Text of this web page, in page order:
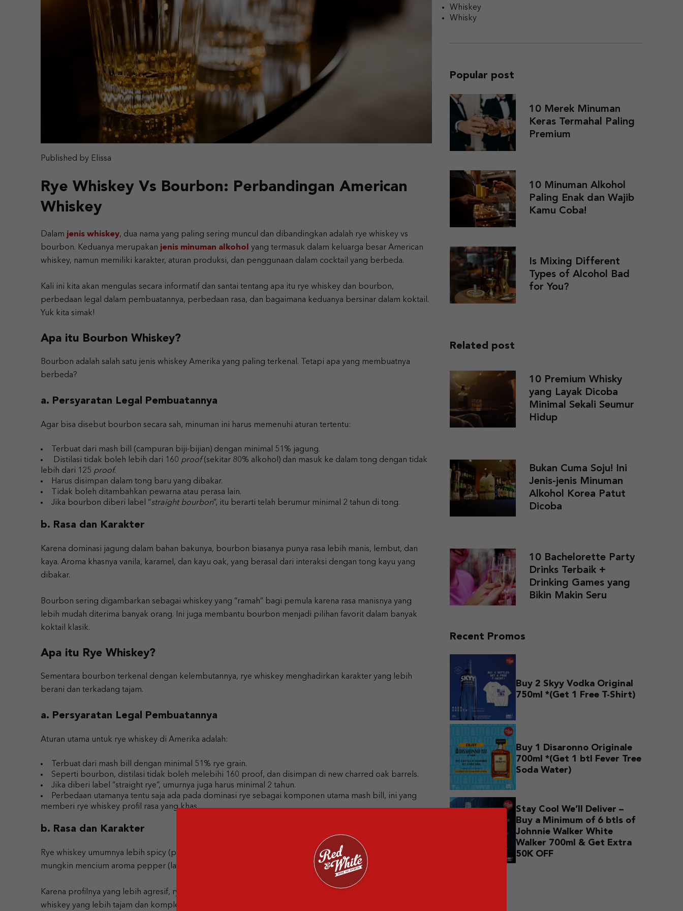
Published by Elissa
Rye Whiskey Vs Bourbon: Perbandingan American
Whiskey
Dalam jenis whiskey, dua nama yang paling sering muncul dan dibandingkan adalah rye whiskey vs
bourbon. Keduanya merupakan jenis minuman alkohol
yang termasuk dalam keluarga besar American
whiskey, namun memiliki karakter, aturan produksi, dan penggunaan dalam cocktail yang berbeda.
Kali ini kita akan mengulas secara informatif dan santai tentang apa itu rye whiskey dan bourbon,
perbedaan legal dalam pembuatannya, perbedaan rasa, dan bagaimana keduanya bersinar dalam koktail.
Yuk kita simak!
Apa itu Bourbon Whiskey?
Bourbon adalah salah satu jenis whiskey Amerika yang paling terkenal. Tetapi apa yang membuatnya
berbeda?
a. Persyaratan Legal Pembuatannya
Agar bisa disebut bourbon secara sah, minuman ini harus memenuhi aturan tertentu:
Terbuat dari mash bill (campuran biji-bijian) dengan minimal 51% jagung.
Distilasi tidak boleh lebih dari 160 proof(sekitar 80% alkohol) dan masuk ke dalam tong dengan tidak
lebih dari 125 proof.
Harus disimpan dalam tong baru yang dibakar.
Tidak boleh ditambahkan pewarna atau perasa lain.
Jika bourbon diberi label “straight bourbon”, itu berarti telah berumur minimal 2 tahun di tong.
b. Rasa dan Karakter
Karena dominasi jagung dalam bahan bakunya, bourbon biasanya punya rasa lebih manis, lembut, dan
kaya. Aroma khasnya vanila, karamel, dan kayu oak, yang berasal dari interaksi dengan tong kayu yang
dibakar.
Bourbon sering digambarkan sebagai whiskey yang “ramah” bagi pemula karena rasa manisnya yang
lebih mudah diterima banyak orang. Ini juga membantu bourbon menjadi pilihan favorit dalam banyak
koktail klasik.
Apa itu Rye Whiskey?
Sementara bourbon terkenal dengan kelembutannya, rye whiskey menghadirkan karakter yang lebih
berani dan terkadang tajam.
a. Persyaratan Legal Pembuatannya
Aturan utama untuk rye whiskey di Amerika adalah:
Terbuat dari mash bill dengan minimal 51% rye grain.
Seperti bourbon, distilasi tidak boleh melebihi 160 proof, dan disimpan di new charred oak barrels.
Jika diberi label “straight rye”, umurnya juga harus minimal 2 tahun.
Perbedaan utamanya tentu saja ada pada dominasi rye sebagai komponen utama mash bill, ini yang
memberi rye whiskey profil rasa yang khas.
b. Rasa dan Karakter
Rye whiskey umumnya lebih spicy (pedas), kering, dan penuh karakter herbal dibanding bourbon. Kamu
mungkin mencium aroma pepper (lada), herbal hijau, atau sentuhan buah kering saat menyeruputnya.
Karena profilnya yang lebih agresif, rye whiskey sering menjadi favorit bagi mereka yang menyukai rasa
whiskey yang lebih tajam dan kompleks
Whiskey
Whisky
Popular post
10 Merek Minuman
Keras Termahal Paling
Premium
10 Minuman Alkohol
Paling Enak dan Wajib
Kamu Coba!
Is Mixing Different
Types of Alcohol Bad
for You?
Related post
10 Premium Whisky
yang Layak Dicoba
Minimal Sekali Seumur
Hidup
Bukan Cuma Soju! Ini
Jenis-jenis Minuman
Alkohol Korea Patut
Dicoba
10 Bachelorette Party
Drinks Terbaik +
Drinking Games yang
Bikin Makin Seru
Recent Promos
Buy 2 Skyy Vodka Original
750ml *(Get 1 Free T-Shirt)
Buy 1 Disaronno Originale
700ml *(Get 1 btl Fever Tree
Soda Water)
Stay Cool We’ll Deliver –
Buy a Minimum of 6 btls of
Johnnie Walker White
Walker 700ml & Get Extra
50K OFF